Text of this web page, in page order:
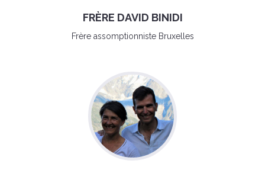
FRÈRE DAVID BINIDI
Frère assomptionniste Bruxelles